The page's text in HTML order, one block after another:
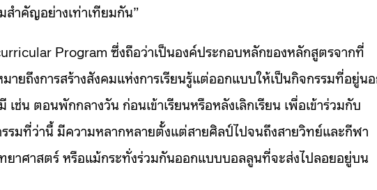
สำคัญอย่างเท่าเทียมกัน”
Program ซึ่งถือว่าเป็นองค์ประกอบหลักของหลักสูตรจากที่
ายถึงการสร้างสังคมแห่งการเรียนรู้แต่ออกแบบให้เป็นกิจกรรมที่อยู่น
เช่น ตอนพักกลางวัน ก่อนเข้าเรียนหรือหลังเลิกเรียน เพื่อเข้าร่วมกับ
รมที่ว่านี้ มีความหลากหลายตั้งแต่สายศิลป์ไปจนถึงสายวิทย์และกีฬา
ยาศาสตร์ หรือแม้กระทั่งร่วมกันออกแบบบอลลูนที่จะส่งไปลอยอยู่บน